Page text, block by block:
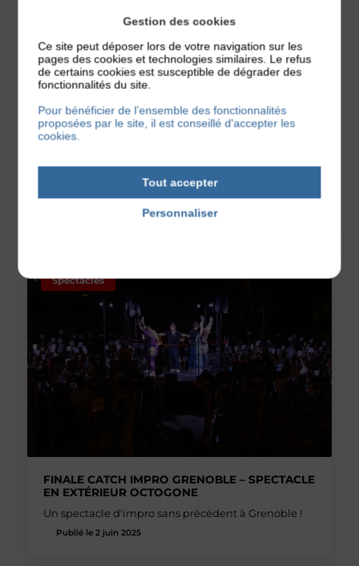
TRIBU À MONTRÉAL (QUÉBEC, CANADA) ET À
TRIBU s'est rendu sur le contient nord américain en
quête de nouvelles inspirations théâtrales.
Publié le 25 février 2026
Spectacles
FINALE CATCH IMPRO GRENOBLE – SPECTACLE
EN EXTÉRIEUR OCTOGONE
Un spectacle d'impro sans précédent à Grenoble !
Publié le 2 juin 2025
Gestion des cookies
Ce site peut déposer lors de votre navigation sur les
pages des cookies et technologies similaires. Le refus
de certains cookies est susceptible de dégrader des
fonctionnalités du site.
Pour bénéficier de l’ensemble des fonctionnalités
proposées par le site, il est conseillé d'accepter les
cookies.
Tout accepter
Personnaliser